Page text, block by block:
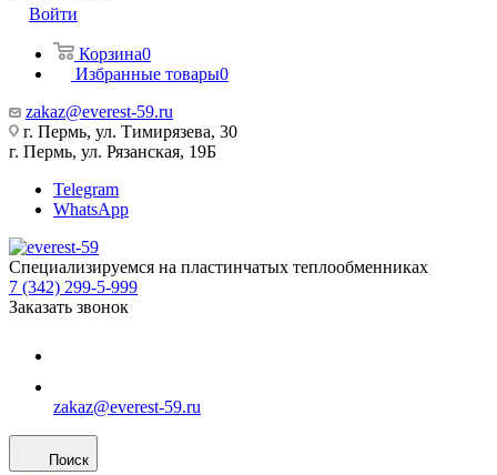
Войти
Корзина0
Избранные товары0
zakaz@everest-59.ru
г. Пермь, ул. Тимирязева, 30
г. Пермь, ул. Рязанская, 19Б
Telegram
WhatsApp
Специализируемся на пластинчатых теплообменниках
7 (342) 299-5-999
Заказать звонок
zakaz@everest-59.ru
Поиск